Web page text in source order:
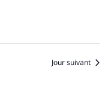
Jour suivant